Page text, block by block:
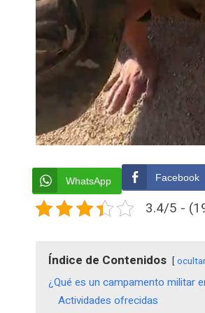
WhatsApp Facebook
3.4/5 -
Índice de Contenidos ocultar
¿Qué es un campamento militar
Actividades ofrecidas